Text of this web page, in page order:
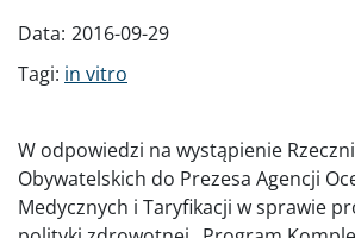
Data: 2016-09-29
Tagi: in vitro
W odpowiedzi na wystąpienie
Obywatelskich do Prezesa Agencji
Medycznych i Taryfikacji w sprawie